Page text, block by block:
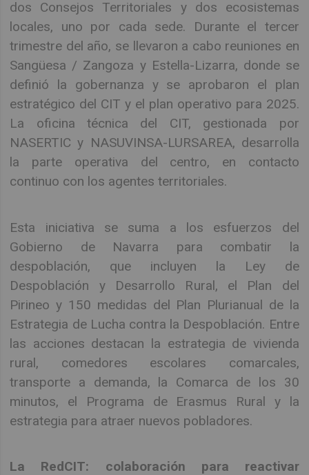
dos Consejos Territoriales y dos ecosistemas
locales, uno por cada sede. Durante el tercer
trimestre del año, se llevaron a cabo reuniones en
Sangüesa / Zangoza y Estella-Lizarra, donde se
definió la gobernanza y se aprobaron el plan
estratégico del CIT y el plan operativo para 2025.
La oficina técnica del CIT, gestionada por
NASERTIC y NASUVINSA-LURSAREA, desarrolla
la parte operativa del centro, en contacto
continuo con los agentes territoriales.
Esta iniciativa se suma a los esfuerzos del
Gobierno de Navarra para combatir la
despoblación, que incluyen la Ley de
Despoblación y Desarrollo Rural, el Plan del
Pirineo y 150 medidas del Plan Plurianual de la
Estrategia de Lucha contra la Despoblación. Entre
las acciones destacan la estrategia de vivienda
rural, comedores escolares comarcales,
transporte a demanda, la Comarca de los 30
minutos, el Programa de Erasmus Rural y la
estrategia para atraer nuevos pobladores.
La RedCIT: colaboración para reactivar